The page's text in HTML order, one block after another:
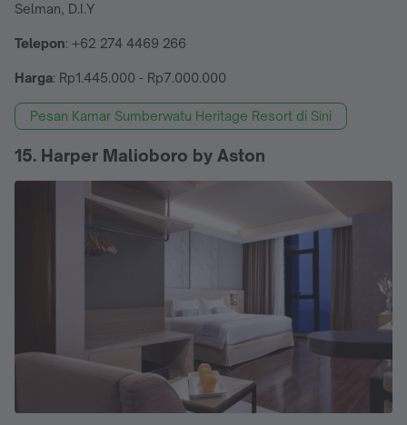
Selman, D.I.Y
Telepon: +62 274 4469 266
Harga: Rp1.445.000 - Rp7.000.000
Pesan Kamar Sumberwatu Heritage Resort di Sini
15. Harper Malioboro by Aston